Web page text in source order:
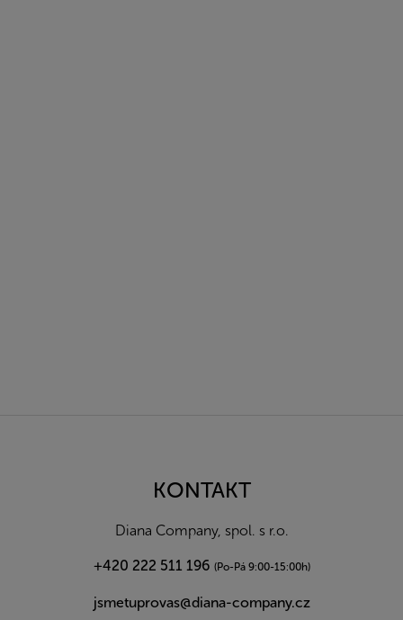
KONTAKT
Diana Company, spol. s r.o.
+420 222 511 196 (Po-Pá 9:00-15:00h)
jsmetuprovas@diana-company.cz